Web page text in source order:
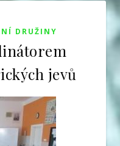
DRUŽINY
jevů